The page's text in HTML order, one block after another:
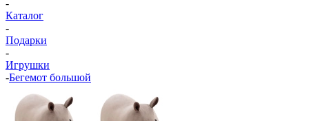
-
Каталог
-
Подарки
-
Игрушки
-Бегемот большой